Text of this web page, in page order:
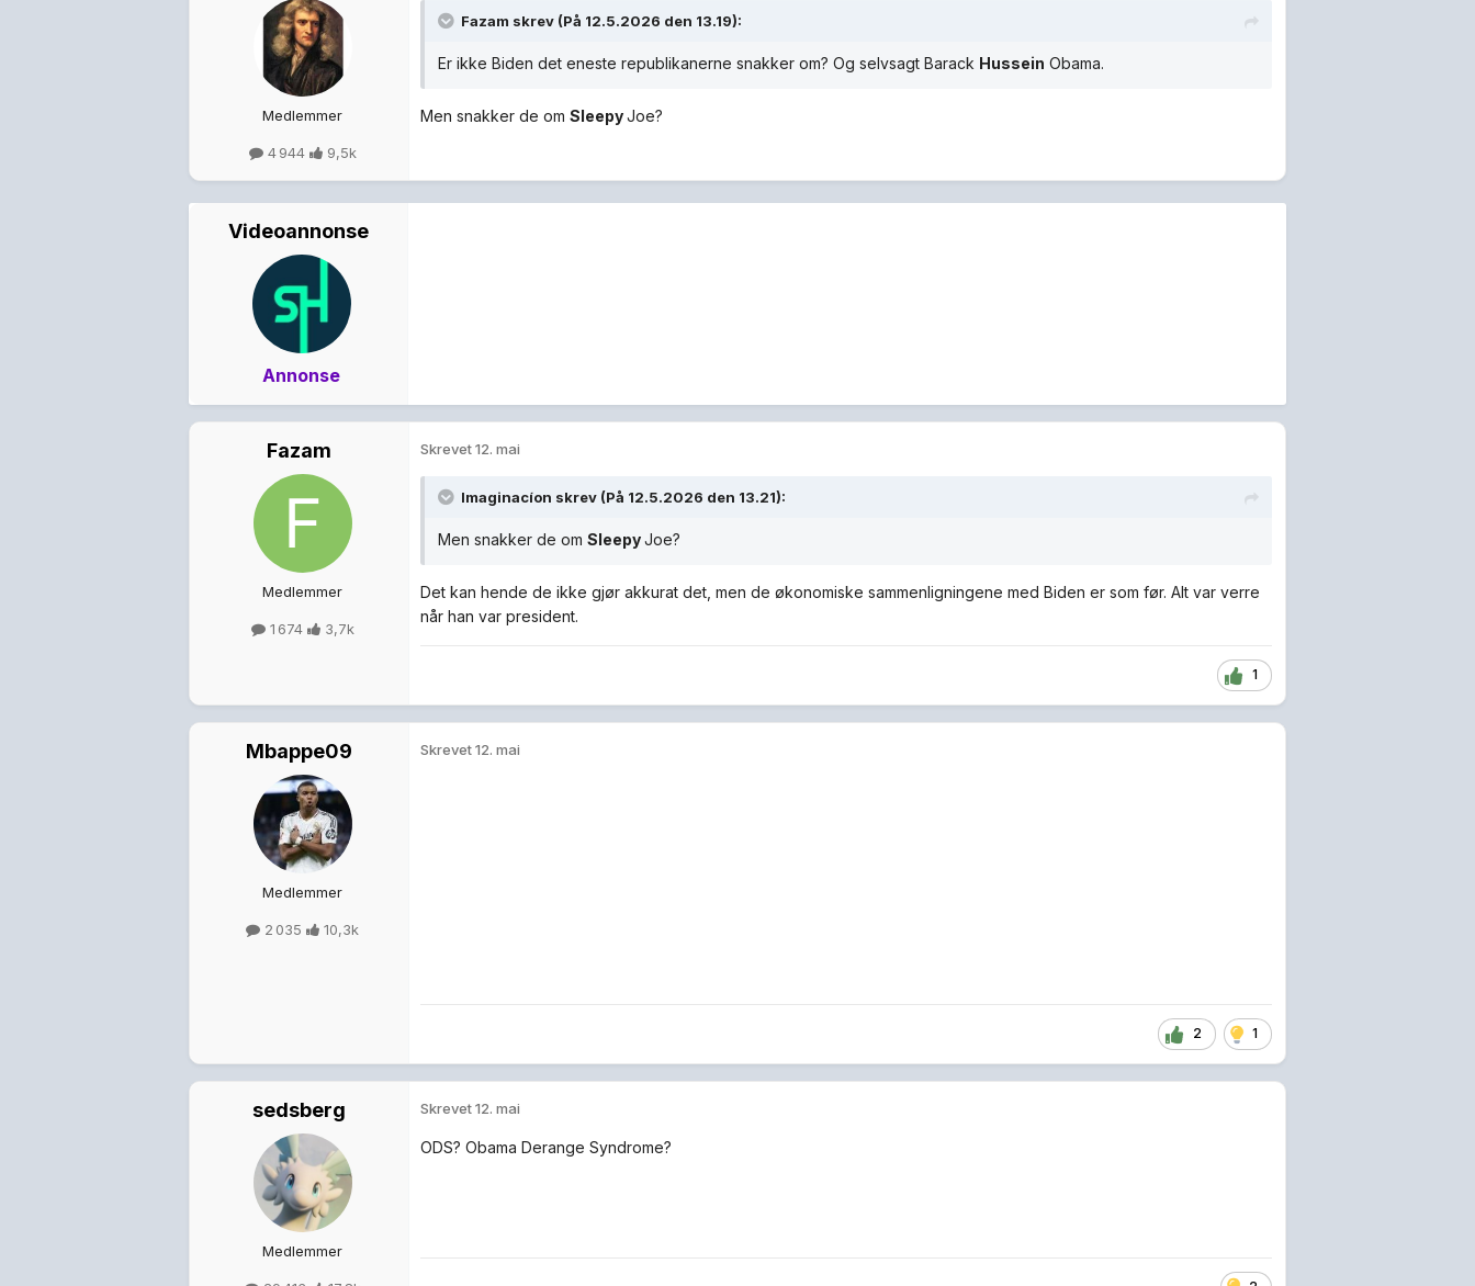
Medlemmer
4 944 9,5k
Fazam skrev (På 12.5.2026 den 13.19):
Er ikke Biden det eneste republikanerne snakker om? Og selvsagt Barack Hussein Obama.
Men snakker de om SleepyJoe?
Videoannonse
Annonse
Fazam
Medlemmer
1 674 3,7k
Skrevet12. mai
Imaginacíon skrev (På 12.5.2026 den 13.21):
Men snakker de om SleepyJoe?
Det kan hende de ikke gjør akkurat det, men de økonomiske sammenligningene med Biden er som før. Alt var verre
når han var president.
1
Mbappe09
Medlemmer
2 035 10,3k
Skrevet12. mai
2 1
sedsberg
Medlemmer
Skrevet12. mai
ODS? Obama Derange Syndrome?